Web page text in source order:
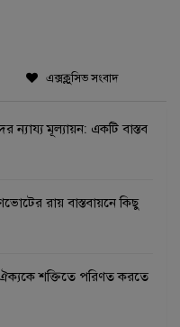
এক্সক্লুসিভ সংবাদ
ন্যায্য মূল্যায়ন: একটি বাস্তব
রায় বাস্তবায়নে কিছু
শক্তিতে পরিণত করতে